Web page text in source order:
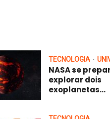
TECNOLOGIA •
NASA se
explorar dois
exoplanetas...